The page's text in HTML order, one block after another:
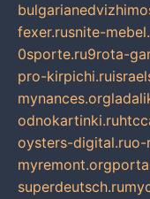
fexer.rusnite-
0sporte.ru9rota-
pro-kirpichi.ru
mynances.org
odnokartinki.ru
oysters-digital.ruo-
myremont.org
superdeutsch.ru